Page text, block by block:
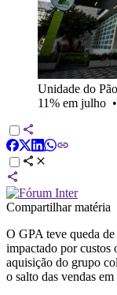
Unidade do
11% em julho •
Compartilhar matéria
O GPA teve queda
impactado por custos
aquisição do grupo
o salto das vendas